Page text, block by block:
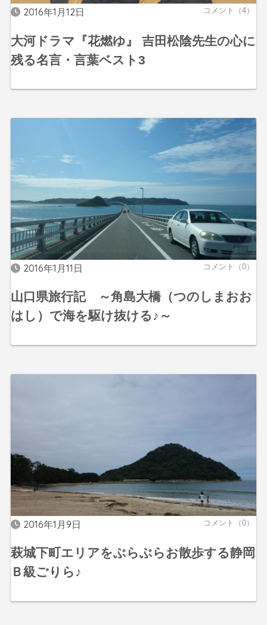
2016年1月12日 コメント（4）
大河ドラマ『花燃ゆ』 吉田松陰先生の心に
残る名言・言葉ベスト3
2016年1月11日 コメント（0）
山口県旅行記 ～角島大橋（つのしまおお
はし）で海を駆け抜ける♪～
2016年1月9日 コメント（0）
萩城下町エリアをぶらぶらお散歩する静岡
Ｂ級ごりら♪